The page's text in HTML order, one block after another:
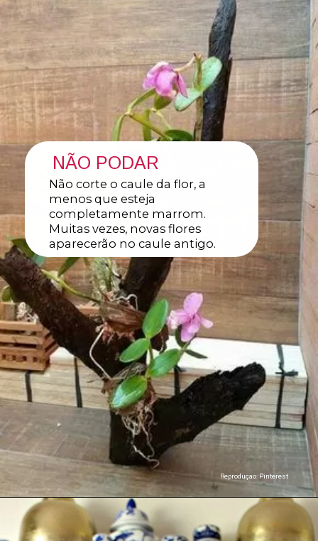
NÃO PODAR
Não corte o caule da flor, a
menos que esteja
completamente marrom.
Muitas vezes, novas flores
aparecerão no caule antigo.
Reproduçao: Pinterest